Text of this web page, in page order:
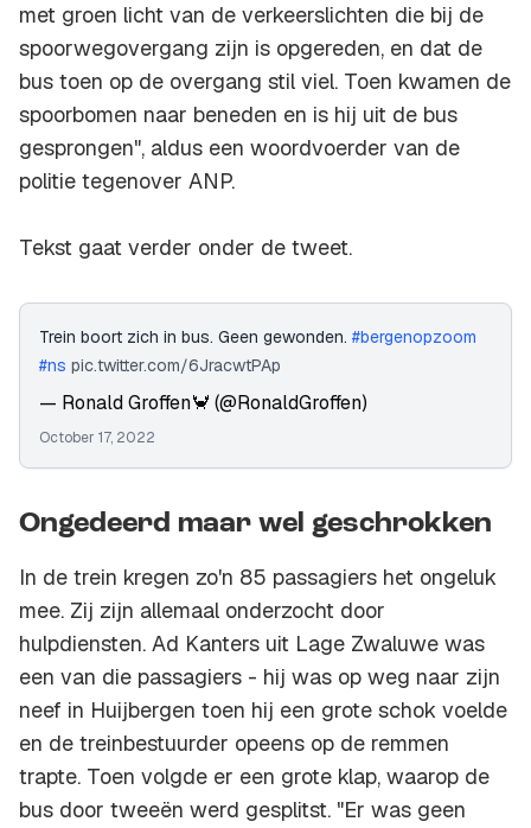
met groen licht van de verkeerslichten die bij de
spoorwegovergang zijn is opgereden, en dat de
bus toen op de overgang stil viel. Toen kwamen de
spoorbomen naar beneden en is hij uit de bus
gesprongen", aldus een woordvoerder van de
politie tegenover ANP.
Tekst gaat verder onder de tweet.
Trein boort zich in bus. Geen gewonden. #bergenopzoom
#ns pic.twitter.com/6JracwtPAp
— Ronald Groffen🦀 (@RonaldGroffen)
October 17, 2022
Ongedeerd maar wel geschrokken
In de trein kregen zo'n 85 passagiers het ongeluk
mee. Zij zijn allemaal onderzocht door
hulpdiensten. Ad Kanters uit Lage Zwaluwe was
een van die passagiers - hij was op weg naar zijn
neef in Huijbergen toen hij een grote schok voelde
en de treinbestuurder opeens op de remmen
trapte. Toen volgde er een grote klap, waarop de
bus door tweeën werd gesplitst. "Er was geen